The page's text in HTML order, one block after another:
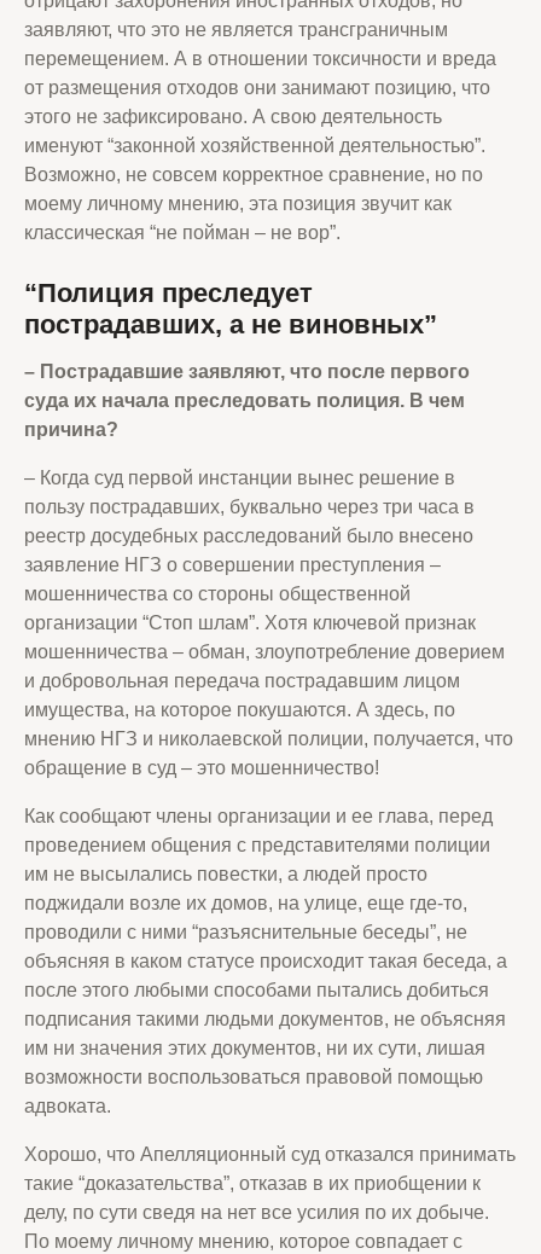
заявляют, что это не является трансграничным
перемещением. А в отношении токсичности и вреда
от размещения отходов они занимают позицию, что
этого не зафиксировано. А свою деятельность
именуют “законной хозяйственной деятельностью”.
Возможно, не совсем корректное сравнение, но по
моему личному мнению, эта позиция звучит как
классическая “не пойман – не вор”.
“Полиция преследует
пострадавших, а не виновных”
– Пострадавшие заявляют, что после первого
суда их начала преследовать полиция. В чем
причина?
– Когда суд первой инстанции вынес решение в
пользу пострадавших, буквально через три часа в
реестр досудебных расследований было внесено
заявление НГЗ о совершении преступления –
мошенничества со стороны общественной
организации “Стоп шлам”. Хотя ключевой признак
мошенничества – обман, злоупотребление доверием
и добровольная передача пострадавшим лицом
имущества, на которое покушаются. А здесь, по
мнению НГЗ и николаевской полиции, получается, что
обращение в суд – это мошенничество!
Как сообщают члены организации и ее глава, перед
проведением общения с представителями полиции
им не высылались повестки, а людей просто
поджидали возле их домов, на улице, еще где-то,
проводили с ними “разъяснительные беседы”, не
объясняя в каком статусе происходит такая беседа, а
после этого любыми способами пытались добиться
подписания такими людьми документов, не объясняя
им ни значения этих документов, ни их сути, лишая
возможности воспользоваться правовой помощью
адвоката.
Хорошо, что Апелляционный суд отказался принимать
такие “доказательства”, отказав в их приобщении к
делу, по сути сведя на нет все усилия по их добыче.
По моему личному мнению, которое совпадает с